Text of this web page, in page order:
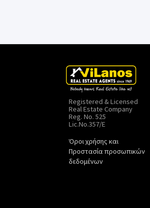
Registered & Licensed
Real Estate Company
Reg. No. 525
Lic.No.357/E
Όροι χρήσης και
Προστασία προσωπικών
δεδομένων